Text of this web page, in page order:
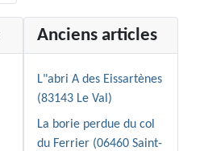
Anciens articles
L"abri A des Eissartènes
(83143 Le Val)
La borie perdue du col
du Ferrier (06460 Saint-